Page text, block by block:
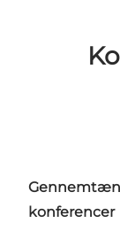
konferencer